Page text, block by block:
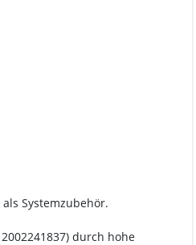
Systemzubehör.
durch hohe